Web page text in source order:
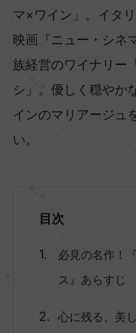
マ×ワイン」。イタ
映画『ニュー・シネ
族経営のワイナリー
シ」。優しく穏やか
インのマリアージュ
い。
目次
必見の名作！
ス』あらすじ
心に残る、美